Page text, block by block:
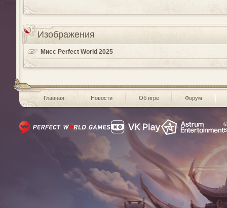
Изображения
Мисс Perfect World 2025
Главная Новости Об игре Форум